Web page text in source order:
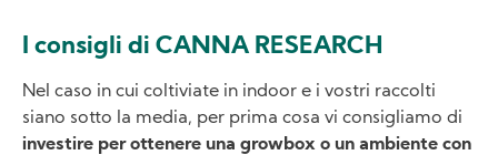
I consigli di CANNA RESEARCH
Nel caso in cui coltiviate in indoor e i vostri raccolti
siano sotto la media, per prima cosa vi consigliamo di
investire per ottenere una growbox o un ambiente con